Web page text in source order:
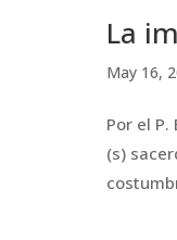
La
May 16,
Por el
(s)